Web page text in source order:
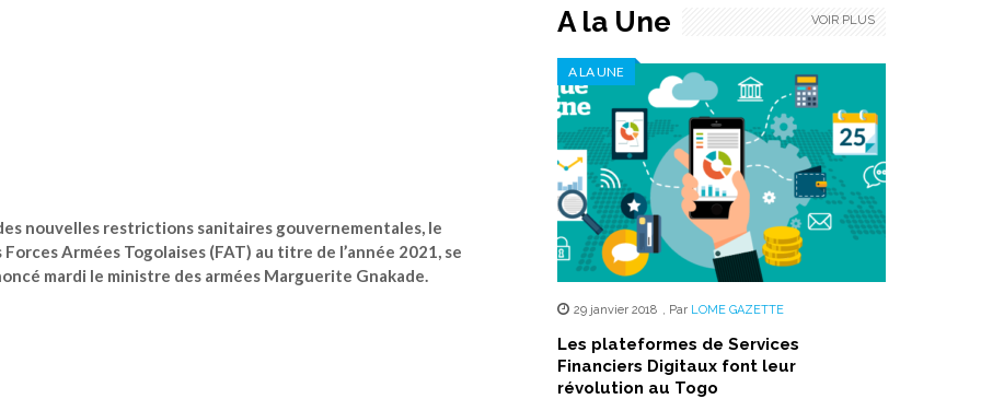
nouvelles restrictions sanitaires gouvernementales, le
Armées Togolaises (FAT) au titre de l’année 2021, se
mardi le ministre des armées Marguerite Gnakade.
A la Une
A LA UNE
29 janvier 2018 , Par LOME GAZETTE
Les plateformes de Services
Financiers Digitaux font leur
révolution au Togo
VOIR PLUS